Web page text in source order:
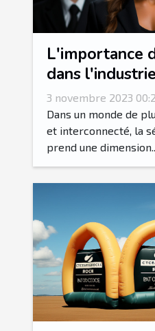
L'importance
dans
internationale
3 novembre 2023
Dans un monde de
et interconnecté, la
prend une